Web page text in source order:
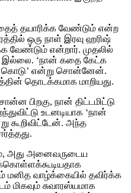
தயாரிக்க வேண்டும் என்ற
ஒரு நாள் இரவு ஹரிஷ்
என்றார். முதலில்
இல்லை. ‘நான் கதை கேட்க
கொடு’ என்று சொன்னேன்.
தொடக்கமாக மாறியது.
பிறகு, நான் திட்டமிட்டு
உடனடியாக ‘நான்
கூறிவிட்டேன். அந்த
அது அனைவருடைய
மனித வாழ்க்கையில் தவிர்க்க
மிகவும் சுவாரஸ்யமாக